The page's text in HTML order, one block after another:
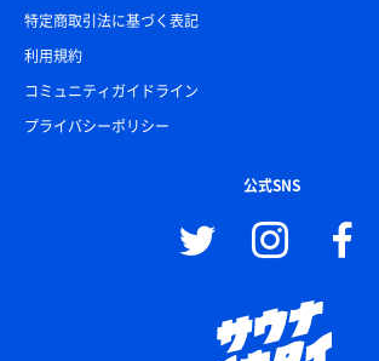
特定商取引法に基づく表記
利用規約
コミュニティガイドライン
プライバシーポリシー
公式SNS